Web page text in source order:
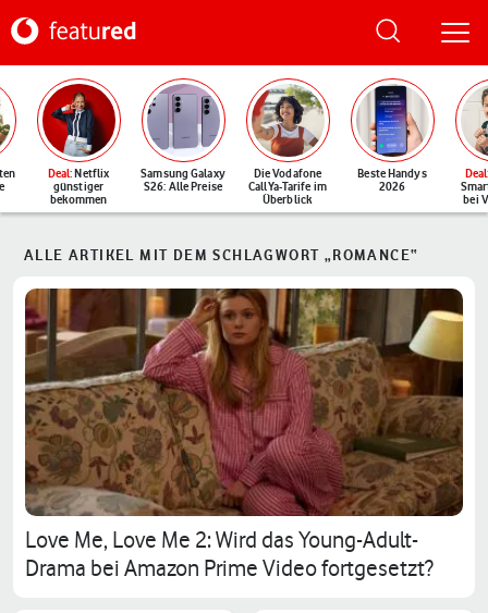
Deal: Netflix
günstiger
bekommen
Samsung Galaxy
S26: Alle Preise
Die Vodafone
CallYa-Tarife im
Überblick
Beste Handys
2026
Deal
bei
ALLE ARTIKEL MIT DEM SCHLAGWORT „ROMANCE“
Love Me, Love Me 2: Wird das Young-Adult-
Drama bei Amazon Prime Video fortgesetzt?